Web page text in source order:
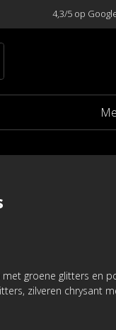
4,3/5 op
groene glitters en
zilveren chrysant